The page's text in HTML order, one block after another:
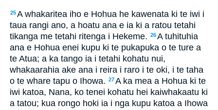
25A whakaritea iho e Hohua he kawenata ki te iwi i
taua rangi ano, a hoatu ana e ia ki a ratou tetahi
tikanga me tetahi ritenga i Hekeme. 26A tuhituhia
ana e Hohua enei kupu ki te pukapuka o te ture a
te Atua; a ka tango ia i tetahi kohatu nui,
whakaarahia ake ana i reira i raro i te oki, i te taha
o te whare tapu o Ihowa. 27A ka mea a Hohua ki te
iwi katoa, Nana, ko tenei kohatu hei kaiwhakaatu ki
a tatou; kua rongo hoki ia i nga kupu katoa a Ihowa